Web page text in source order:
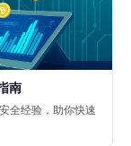
南
全经验，助你快速